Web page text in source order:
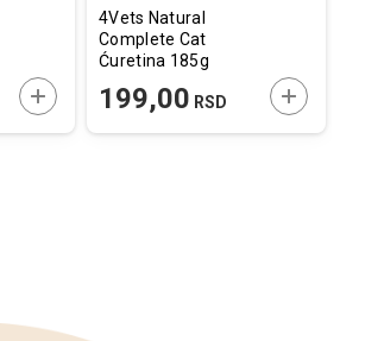
DODAJTE U KORPU
4Vets Natural
Complete Cat
Ćuretina 185g
199,00 RSD DODAJTE U